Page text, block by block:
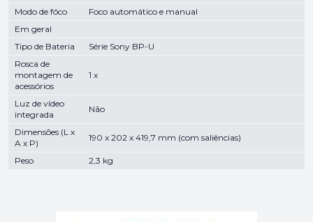
Modo de fóco
Foco automático e manual
Em geral
Tipo de Bateria
Série Sony BP-U
Rosca de
montagem de
acessórios
1 x
Luz de vídeo
integrada
Não
Dimensões (L x
A x P)
190 x 202 x 419,7 mm (com saliências)
Peso 2,3 kg